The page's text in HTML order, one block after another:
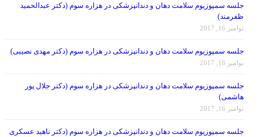
جلسه سمپوزیوم سلامت دهان و دندانپزشکی در هزاره سوم (دکتر عبدالحمید
ظفرمند)
نوامبر 16, 2017
جلسه سمپوزیوم سلامت دهان و دندانپزشکی در هزاره سوم (دکتر مهدی نصیبی)
نوامبر 16, 2017
جلسه سمپوزیوم سلامت دهان و دندانپزشکی در هزاره سوم (دکتر جلال پور
هاشمی)
نوامبر 16, 2017
جلسه سمپوزیوم سلامت دهان و دندانپزشکی در هزاره سوم (دکتر ناهید عسکری